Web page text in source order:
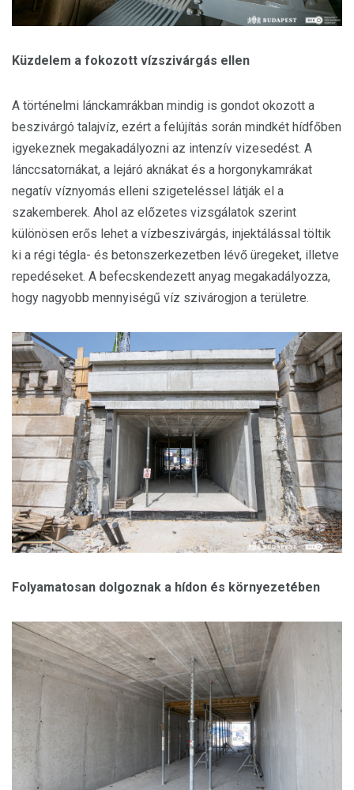
Küzdelem a fokozott vízszivárgás ellen
A történelmi lánckamrákban mindig is gondot okozott a
beszivárgó talajvíz, ezért a felújítás során mindkét hídfőben
igyekeznek megakadályozni az intenzív vizesedést. A
lánccsatornákat, a lejáró aknákat és a horgonykamrákat
negatív víznyomás elleni szigeteléssel látják el a
szakemberek. Ahol az előzetes vizsgálatok szerint
különösen erős lehet a vízbeszivárgás, injektálással töltik
ki a régi tégla- és betonszerkezetben lévő üregeket, illetve
repedéseket. A befecskendezett anyag megakadályozza,
hogy nagyobb mennyiségű víz szivárogjon a területre.
Folyamatosan dolgoznak a hídon és környezetében